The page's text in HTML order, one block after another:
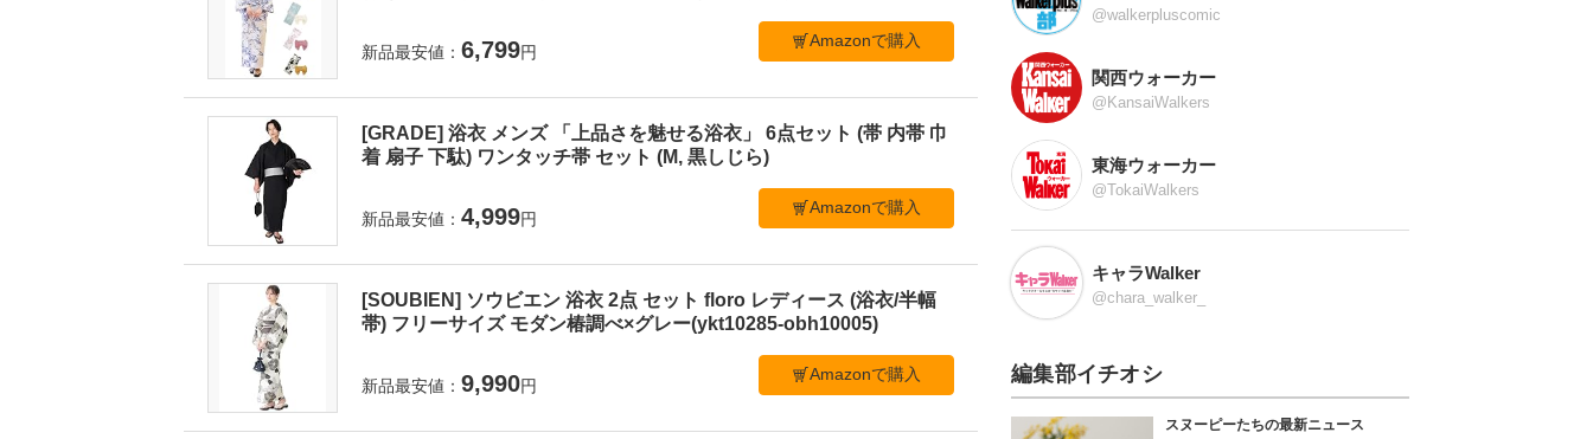
新品最安値： 6,799円
Amazonで購入
[GRADE] 浴衣 メンズ 「上品さを魅せる浴衣」 6点セット (帯 内帯 巾
着 扇子 下駄) ワンタッチ帯 セット (M, 黒しじら)
新品最安値： 4,999円
Amazonで購入
[SOUBIEN] ソウビエン 浴衣 2点 セット floro レディース (浴衣/半幅
帯) フリーサイズ モダン椿調べ×グレー(ykt10285-obh10005)
新品最安値： 9,990円
Amazonで購入
@walkerpluscomic
関西ウォーカー
@KansaiWalkers
東海ウォーカー
@TokaiWalkers
キャラWalker
@chara_walker_
編集部イチオシ
スヌーピーたちの最新ニュース